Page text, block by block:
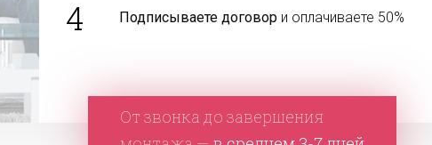
4 Подписываете договор и оплачиваете 50%
От звонка до завершения